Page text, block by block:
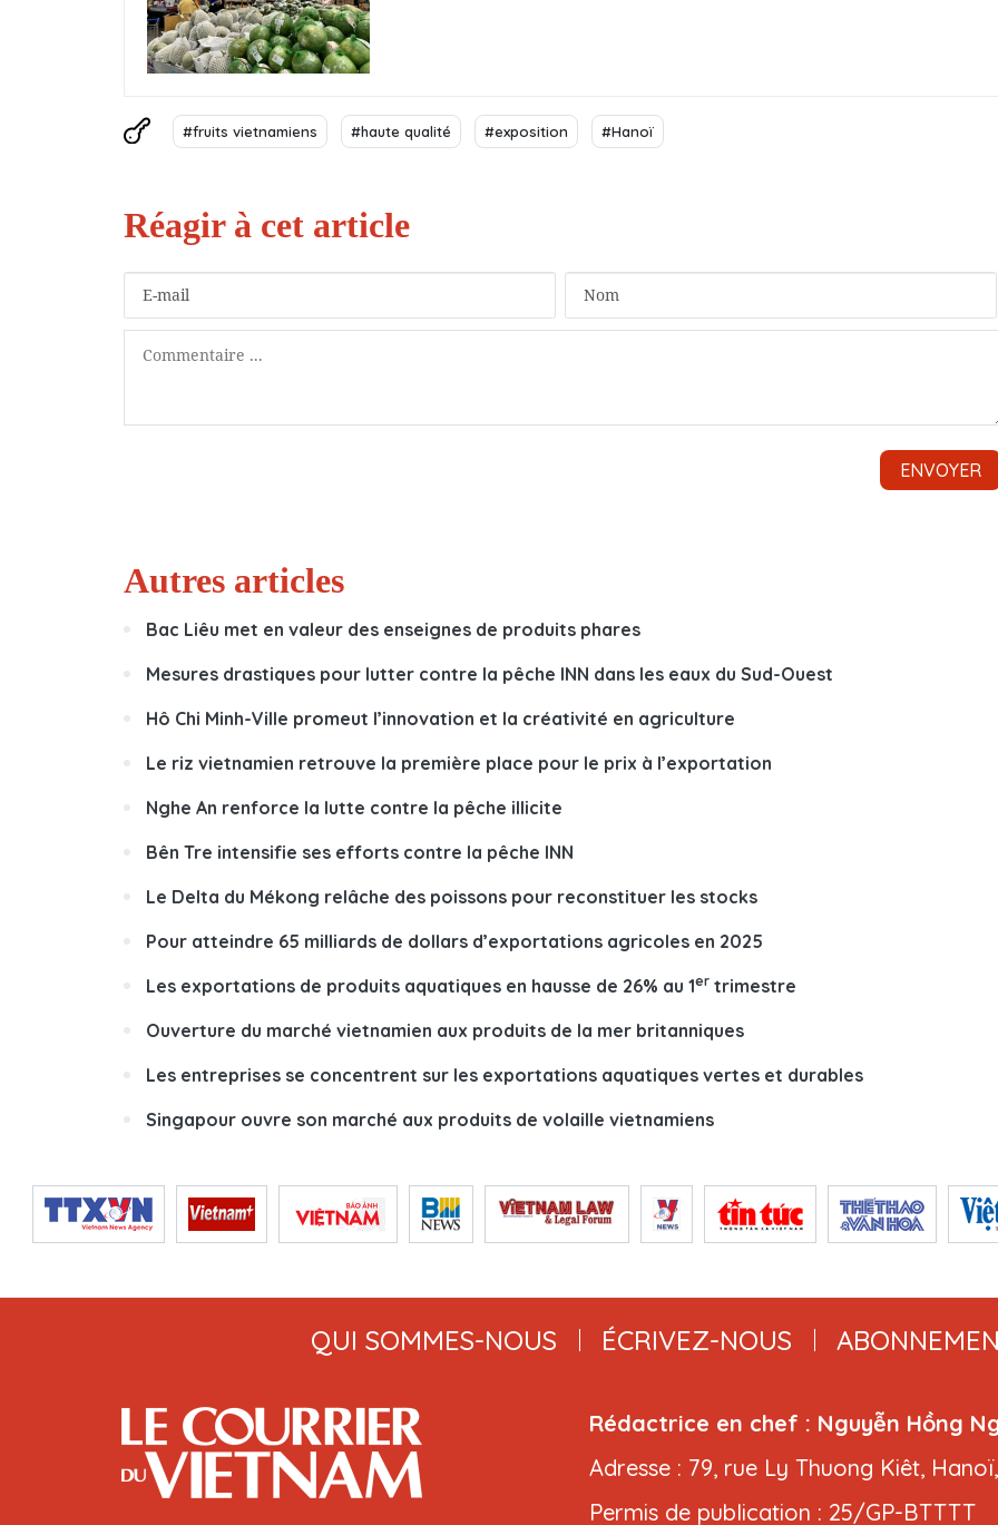
#fruits vietnamiens #haute qualité #exposition #Hanoï
Autres articles
Bac Liêu met en valeur des enseignes de produits phares
Mesures drastiques pour lutter contre la pêche INN dans les eaux du Sud-Ouest
Hô Chi Minh-Ville promeut l’innovation et la créativité en agriculture
Le riz vietnamien retrouve la première place pour le prix à l’exportation
Nghe An renforce la lutte contre la pêche illicite
Bên Tre intensifie ses efforts contre la pêche INN
Le Delta du Mékong relâche des poissons pour reconstituer les stocks
Pour atteindre 65 milliards de dollars d’exportations agricoles en 2025
Les exportations de produits aquatiques en hausse de 26% au 1er trimestre
Ouverture du marché vietnamien aux produits de la mer britanniques
Les entreprises se concentrent sur les exportations aquatiques vertes et durables
Singapour ouvre son marché aux produits de volaille vietnamiens
QUI SOMMES-NOUS ÉCRIVEZ-NOUS
Rédactrice en chef : Nguyễn Hồng
Adresse : 79, rue Ly Thuong Kiêt,
Permis de publication : 25/GP-BTTTT